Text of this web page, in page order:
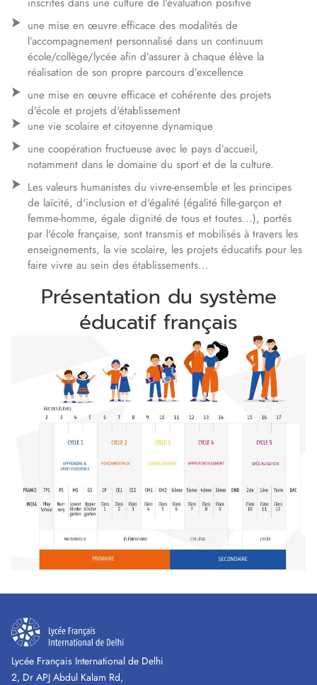
une mise en œuvre efficace des modalités de
l’accompagnement personnalisé dans un continuum
école/collège/lycée afin d’assurer à chaque élève la
réalisation de son propre parcours d’excellence
une mise en œuvre efficace et cohérente des projets
d'école et projets d'établissement
une vie scolaire et citoyenne dynamique
une coopération fructueuse avec le pays d’accueil,
notamment dans le domaine du sport et de la culture.
Les valeurs humanistes du vivre-ensemble et les principes
de laïcité, d'inclusion et d'égalité (égalité fille-garçon et
femme-homme, égale dignité de tous et toutes...), portés
par l'école française, sont transmis et mobilisés à travers les
enseignements, la vie scolaire, les projets éducatifs pour les
faire vivre au sein des établissements...
Présentation du système
éducatif français
Lycée Français International de Delhi
2, Dr APJ Abdul Kalam Rd,